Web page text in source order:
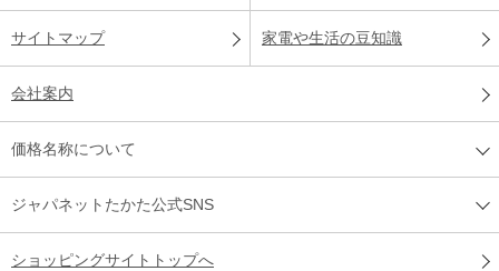
サイトマップ 家電や生活の豆知識
会社案内
価格名称について
ジャパネットたかた公式SNS
ショッピングサイトトップへ